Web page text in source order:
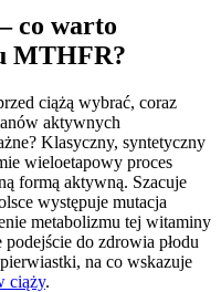
co warto
MTHFR?
ciążą wybrać, coraz
aktywnych
Klasyczny, syntetyczny
wieloetapowy proces
formą aktywną. Szacuje
występuje mutacja
metabolizmu tej witaminy
do zdrowia płodu
na co wskazuje
ciąży.